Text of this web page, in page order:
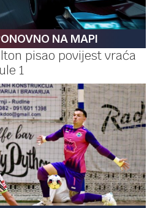
NA MAPI
pisao povijest vraća
1